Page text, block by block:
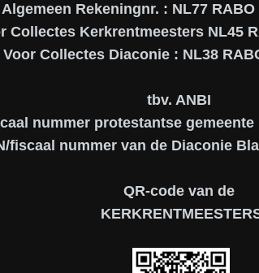
Algemeen Rekeningnr. : NL77 RABO
Collectes Kerkrentmeesters NL45
Voor Collectes Diaconie : NL38
tbv. ANBI
nummer protestantse
fiscaal nummer van de Diaconie
QR-code van de